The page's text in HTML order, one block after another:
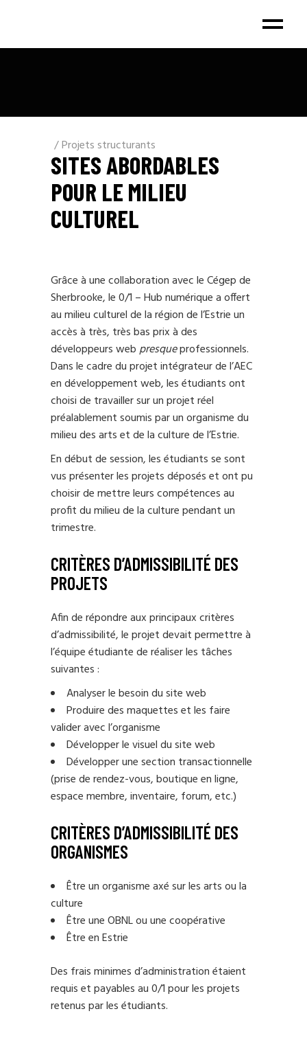
Projets structurants
SITES ABORDABLES
POUR LE MILIEU
CULTUREL
Grâce à une collaboration avec le Cégep de
Sherbrooke, le 0/1 – Hub numérique a offert
au milieu culturel de la région de l’Estrie un
accès à très, très bas prix à des
développeurs webpresqueprofessionnels.
Dans le cadre du projet intégrateur de l’AEC
en développement web, les étudiants ont
choisi de travailler sur un projet réel
préalablement soumis par un organisme du
milieu des arts et de la culture de l’Estrie.
En début de session, les étudiants se sont
vus présenter les projets déposés et ont pu
choisir de mettre leurs compétences au
profit du milieu de la culture pendant un
trimestre.
CRITÈRES D’ADMISSIBILITÉ DES
PROJETS
Afin de répondre aux principaux critères
d’admissibilité, le projet devait permettre à
l’équipe étudiante de réaliser les tâches
suivantes :
Analyser le besoin du site web
Produire des maquettes et les faire
valider avec l’organisme
Développer le visuel du site web
Développer une section transactionnelle
(prise de rendez-vous, boutique en ligne,
espace membre, inventaire, forum, etc.)
CRITÈRES D’ADMISSIBILITÉ DES
ORGANISMES
Être un organisme axé sur les arts ou la
culture
Être une OBNL ou une coopérative
Être en Estrie
Des frais minimes d’administration étaient
requis et payables au 0/1 pour les projets
retenus par les étudiants.